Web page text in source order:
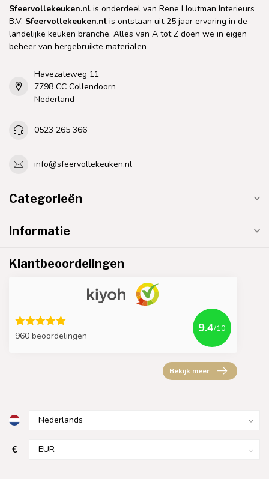
Sfeervollekeuken.nl is onderdeel van Rene Houtman Interieurs
B.V. Sfeervollekeuken.nl is ontstaan uit 25 jaar ervaring in de
landelijke keuken branche. Alles van A tot Z doen we in eigen
beheer van hergebruikte materialen
Havezateweg 11
7798 CC Collendoorn
Nederland
0523 265 366
info@sfeervollekeuken.nl
Categorieën
Informatie
Klantbeoordelingen
960 beoordelingen
9.4/10
Bekijk meer
€